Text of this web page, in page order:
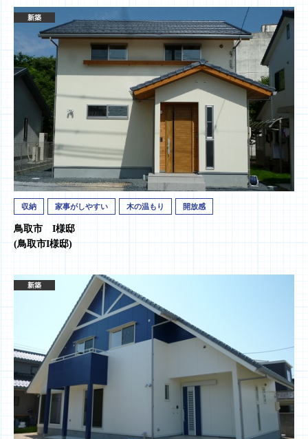
新築
収納 家事がしやすい 木の温もり 開放感
鳥取市 I様邸
(鳥取市I様邸)
新築